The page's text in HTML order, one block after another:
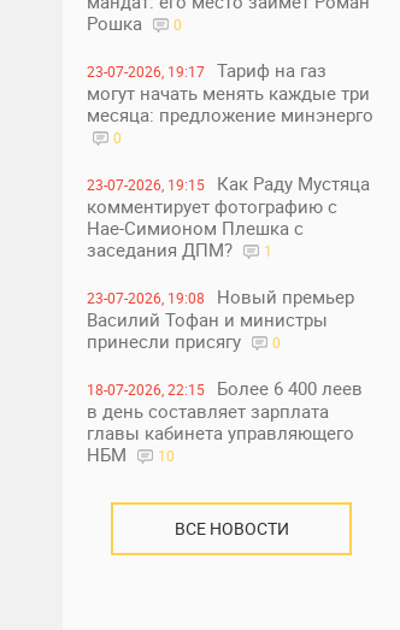
Рошка
0
23-07-2026, 19:17
Тариф на газ
могут начать менять каждые три
месяца: предложение минэнерго
0
23-07-2026, 19:15
Как Раду Мустяца
комментирует фотографию с
Нае-Симионом Плешка с
заседания ДПМ?
1
23-07-2026, 19:08
Новый премьер
Василий Тофан и министры
принесли присягу
0
18-07-2026, 22:15
Более 6 400 леев
в день составляет зарплата
главы кабинета управляющего
НБМ
10
ВСЕ НОВОСТИ